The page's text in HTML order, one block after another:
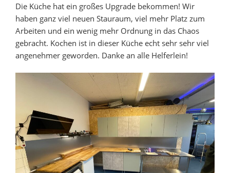
Die Küche hat ein großes Upgrade bekommen! Wir
haben ganz viel neuen Stauraum, viel mehr Platz zum
Arbeiten und ein wenig mehr Ordnung in das Chaos
gebracht. Kochen ist in dieser Küche echt sehr sehr viel
angenehmer geworden. Danke an alle Helferlein!